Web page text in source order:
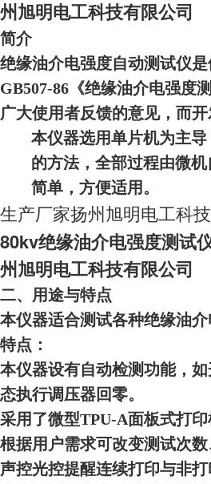
州旭明电工科技有限公司
简介
绝缘油介电强度自动测试仪是
GB507-86《绝缘油介电强度
广大使用者反馈的意见，而开
本仪器选用单片机为主
的方法，全部过程由微
简单，方便适用。
生产厂家扬州旭明电工科
80kv绝缘油介电强度测试
州旭明电工科技有限公司
二、用途与特点
本仪器适合测试各种绝缘油
特点：
本仪器设有自动检测功能，
态执行调压器回零。
采用了微型TPU-A面板式打印
根据用户需求可改变测试次
声控光控提醒连续打印与非打